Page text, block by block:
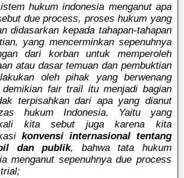
hukum indonesia menganut apa
due process, proses hukum yang
didasarkan kepada tahapan-tahapan
yang mencerminkan sepenuhnya
dari korban untuk memperoleh
atau dasar temuan dan pembuktian
oleh pihak yang berwenang
demikian fair trail itu menjadi bagian
terpisahkan dari apa yang dianut
hukum Indonesia. Yaitu yang
kali kita sebut juga karena kita
konvensi internasional tentang
dan publik, bahwa tata hukum
menganut sepenuhnya due process